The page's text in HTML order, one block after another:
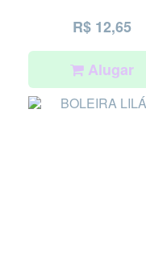
R$ 12,65
Alugar